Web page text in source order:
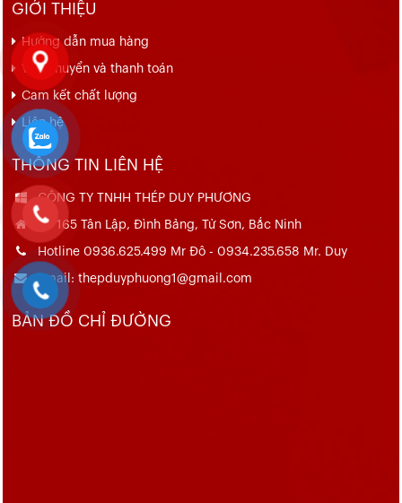
GIỚI THIỆU
Hướng dẫn mua hàng
Vận chuyển và thanh toán
Cam kết chất lượng
Liên hệ
THÔNG TIN LIÊN HỆ
CÔNG TY TNHH THÉP DUY PHƯƠNG
Số 165 Tân Lập, Đình Bảng, Từ Sơn, Bắc Ninh
Hotline 0936.625.499 Mr Đô - 0934.235.658 Mr. Duy
Email: thepduyphuong1@gmail.com
BẢN ĐỒ CHỈ ĐƯỜNG